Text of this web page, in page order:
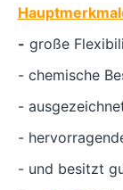
- große
- chemische
-
-
- und besitzt